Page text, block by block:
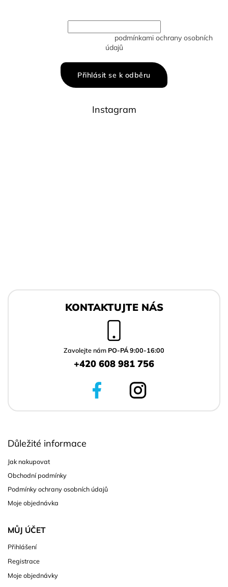
podmínkami ochrany osobních
údajů
Přihlásit se k odběru
Instagram
KONTAKTUJTE NÁS
Zavolejte nám PO-PÁ 9:00-16:00
+420 608 981 756
Důležité informace
Jak nakupovat
Obchodní podmínky
Podmínky ochrany osobních údajů
Moje objednávka
MŮJ ÚČET
Přihlášení
Registrace
Moje objednávky